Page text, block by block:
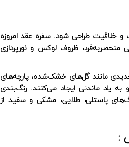
خلاقیت طراحی شود. سفره عقد امروزه
ظروف لوکس و نورپردازی
مانند گل‌های خشک‌شده، پارچه‌های
یاد ماندنی ایجاد می‌کنند. رنگ‌بندی
پاستلی، طلایی، مشکی و سفید از
: